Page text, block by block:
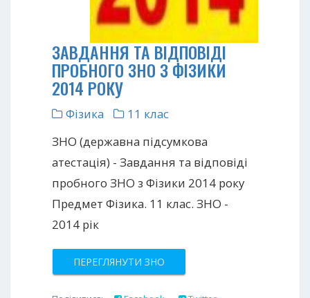
ЗАВДАННЯ ТА ВІДПОВІДІ
ПРОБНОГО ЗНО З ФІЗИКИ
2014 РОКУ
Фізика
11 клас
ЗНО (державна підсумкова
атестація) - Завдання та відповіді
пробного ЗНО з Фізики 2014 року
Предмет Фізика. 11 клас. ЗНО -
2014 рік
ПЕРЕГЛЯНУТИ ЗНО